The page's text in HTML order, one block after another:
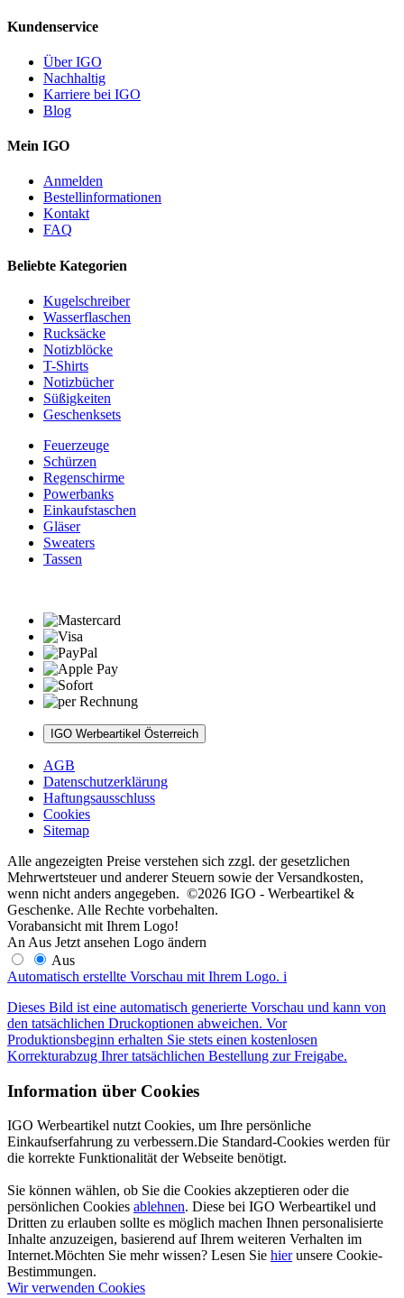
Kundenservice
Über IGO
Nachhaltig
Karriere bei IGO
Blog
Mein IGO
Anmelden
Bestellinformationen
Kontakt
FAQ
Beliebte Kategorien
Kugelschreiber
Wasserflaschen
Rucksäcke
Notizblöcke
T-Shirts
Notizbücher
Süßigkeiten
Geschenksets
Feuerzeuge
Schürzen
Regenschirme
Powerbanks
Einkaufstaschen
Gläser
Sweaters
Tassen
IGO Werbeartikel Österreich
AGB
Datenschutzerklärung
Haftungsausschluss
Cookies
Sitemap
Alle angezeigten Preise verstehen sich zzgl. der gesetzlichen
Mehrwertsteuer und anderer Steuern sowie der Versandkosten,
wenn nicht anders angegeben. ©2026 IGO - Werbeartikel &
Geschenke. Alle Rechte vorbehalten.
Vorabansicht mit Ihrem Logo!
An Aus Jetzt ansehen Logo ändern
Aus
Automatisch erstellte Vorschau mit Ihrem Logo. i
Dieses Bild ist eine automatisch generierte Vorschau und kann von
den tatsächlichen Druckoptionen abweichen. Vor
Produktionsbeginn erhalten Sie stets einen kostenlosen
Korrekturabzug Ihrer tatsächlichen Bestellung zur Freigabe.
Information über Cookies
IGO Werbeartikel nutzt Cookies, um Ihre persönliche
Einkaufserfahrung zu verbessern.Die Standard-Cookies werden für
die korrekte Funktionalität der Webseite benötigt.
Sie können wählen, ob Sie die Cookies akzeptieren oder die
persönlichen Cookies ablehnen. Diese bei IGO Werbeartikel und
Dritten zu erlauben sollte es möglich machen Ihnen personalisierte
Inhalte anzuzeigen, basierend auf Ihrem weiteren Verhalten im
Internet.Möchten Sie mehr wissen? Lesen Sie hierunsere Cookie-
Bestimmungen.
Wir verwenden Cookies